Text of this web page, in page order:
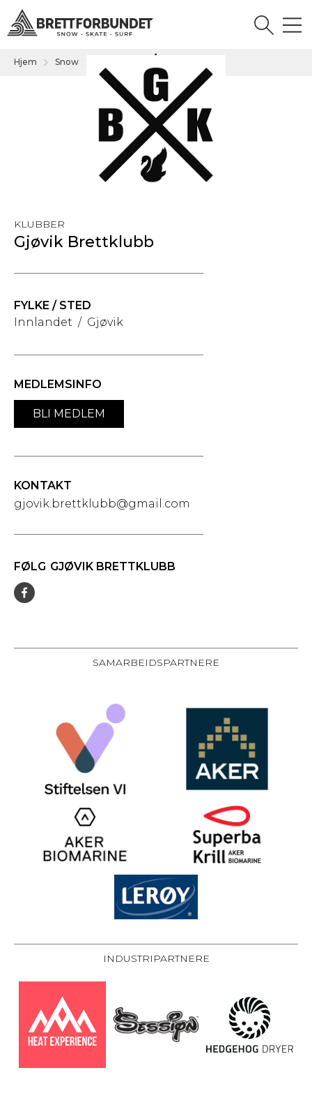
Hjem Snow
KLUBBER
Gjøvik Brettklubb
FYLKE / STED
Innlandet / Gjøvik
MEDLEMSINFO
BLI MEDLEM
KONTAKT
gjovik.brettklubb@gmail.com
FØLG GJØVIK BRETTKLUBB
SAMARBEIDSPARTNERE
INDUSTRIPARTNERE